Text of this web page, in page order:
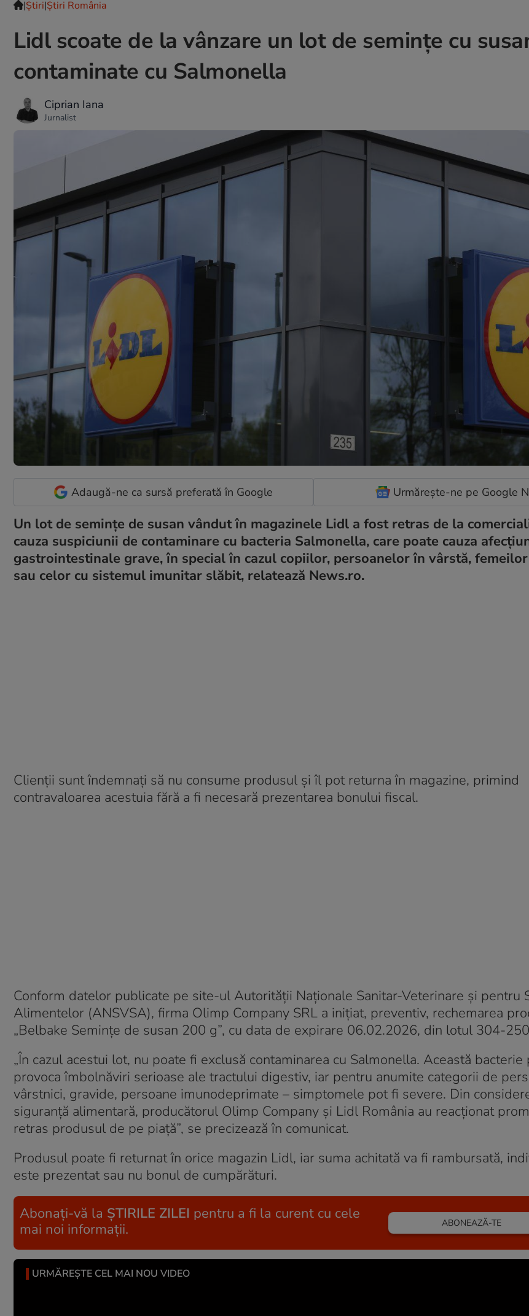
|Ştiri|Știri România
Lidl scoate de la vânzare un lot de semințe cu
contaminate cu Salmonella
Ciprian Iana
Jurnalist
Adaugă-ne ca sursă preferată în Google Urmărește-ne pe Google
Un lot de semințe de susan vândut în magazinele Lidl a fost retras de la
cauza suspiciunii de contaminare cu bacteria Salmonella, care poate cauza
gastrointestinale grave, în special în cazul copiilor, persoanelor în vârstă,
sau celor cu sistemul imunitar slăbit, relatează News.ro.
Clienții sunt îndemnați să nu consume produsul și îl pot returna în magazine, primind
contravaloarea acestuia fără a fi necesară prezentarea bonului fiscal.
Conform datelor publicate pe site-ul Autorității Naționale Sanitar-Veterinare și pentru
Alimentelor (ANSVSA), firma Olimp Company SRL a inițiat, preventiv, rechemarea
„Belbake Semințe de susan 200 g”, cu data de expirare 06.02.2026, din lotul 304-
„În cazul acestui lot, nu poate fi exclusă contaminarea cu Salmonella. Această bacterie
provoca îmbolnăviri serioase ale tractului digestiv, iar pentru anumite categorii de
vârstnici, gravide, persoane imunodeprimate – simptomele pot fi severe. Din
siguranță alimentară, producătorul Olimp Company și Lidl România au reacționat
retras produsul de pe piață”, se precizează în comunicat.
Produsul poate fi returnat în orice magazin Lidl, iar suma achitată va fi rambursată,
este prezentat sau nu bonul de cumpărături.
Abonați-vă la ȘTIRILE ZILEI pentru a fi la curent cu cele
mai noi informații.
ABONEAZĂ-TE
URMĂREȘTE CEL MAI NOU VIDEO